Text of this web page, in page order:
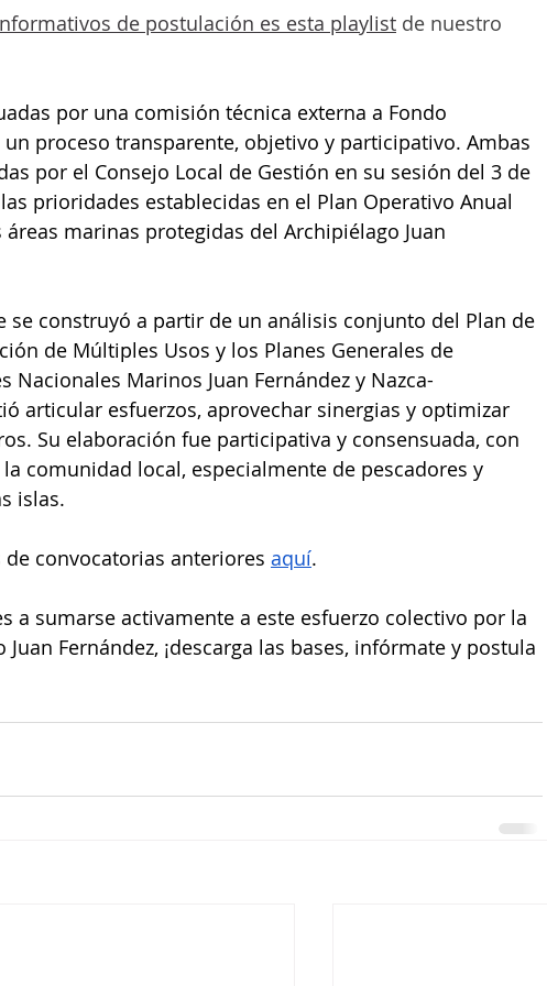
de postulación es esta playlist de nuestro
por una comisión técnica externa a Fondo
proceso transparente, objetivo y participativo. Ambas
por el Consejo Local de Gestión en su sesión del 3 de
prioridades establecidas en el Plan Operativo Anual
áreas marinas protegidas del Archipiélago Juan
se construyó a partir de un análisis conjunto del Plan de
de Múltiples Usos y los Planes Generales de
Nacionales Marinos Juan Fernández y Nazca-
articular esfuerzos, aprovechar sinergias y optimizar
Su elaboración fue participativa y consensuada, con
comunidad local, especialmente de pescadores y
islas.
convocatorias anteriores aquí.
a sumarse activamente a este esfuerzo colectivo por la
Fernández, ¡descarga las bases, infórmate y postula